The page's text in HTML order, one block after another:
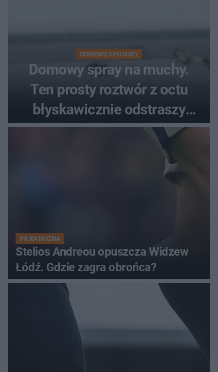
DOMOWE SPOSOBY
Domowy spray na muchy.
Ten prosty roztwór z octu
błyskawicznie odstraszy
uciążliwe owady
PIŁKA NOŻNA
Stelios Andreou opuszcza Widzew
Łódź. Gdzie zagra obrońca?